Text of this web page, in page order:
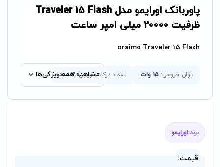
پاوربانک اورایمو مدل Traveler 15 Flash
ظرفیت 20000 میلی امپر ساعت
oraimo Traveler 15 Flash
توان خروجی: 15 وات تعداد درگاه خروجی: 3 عدد
مشاهده همه ویژگی‌ها
برند:اورایمو
قیمت: